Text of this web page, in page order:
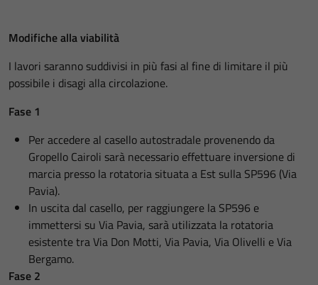
Modifiche alla viabilità
I lavori saranno suddivisi in più fasi al fine di limitare il più
possibile i disagi alla circolazione.
Fase 1
Per accedere al casello autostradale provenendo da
Gropello Cairoli sarà necessario effettuare inversione di
marcia presso la rotatoria situata a Est sulla SP596 (Via
Pavia).
In uscita dal casello, per raggiungere la SP596 e
immettersi su Via Pavia, sarà utilizzata la rotatoria
esistente tra Via Don Motti, Via Pavia, Via Olivelli e Via
Bergamo.
Fase 2